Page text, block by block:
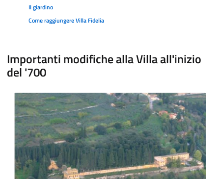
Il giardino
Come raggiungere Villa Fidelia
Importanti modifiche alla Villa all'inizio
del '700